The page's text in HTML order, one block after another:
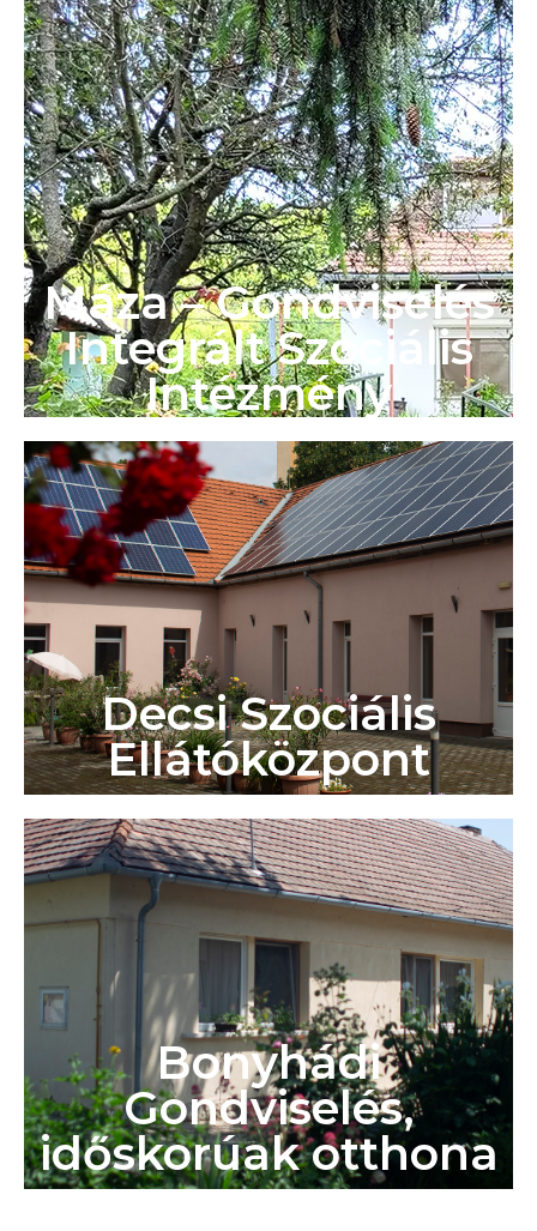
Máza – Gondviselés
Integrált Szociális
Intézmény
Decsi Szociális
Ellátóközpont
Bonyhádi
Gondviselés,
időskorúak otthona